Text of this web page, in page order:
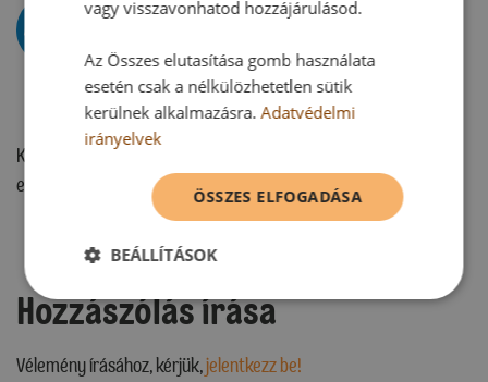
Dr. Oetker
Mesterkonyha
2025.
October. 14. 15:32
Kedves Adri! A tojásokat nem választjuk szét, a leírás alapján
együtt kell felverni. Üdvözlettel: A Sütnijó! csapata
Hozzászólás írása
Vélemény írásához, kérjük,jelentkezz be!
vagy visszavonhatod hozzájárulásod.
Az Összes elutasítása gomb használata
esetén csak a nélkülözhetetlen sütik
kerülnek alkalmazásra.Adatvédelmi
irányelvek
ÖSSZES ELFOGADÁSA
BEÁLLÍTÁSOK